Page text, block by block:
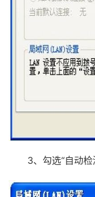
3、勾选“自动检